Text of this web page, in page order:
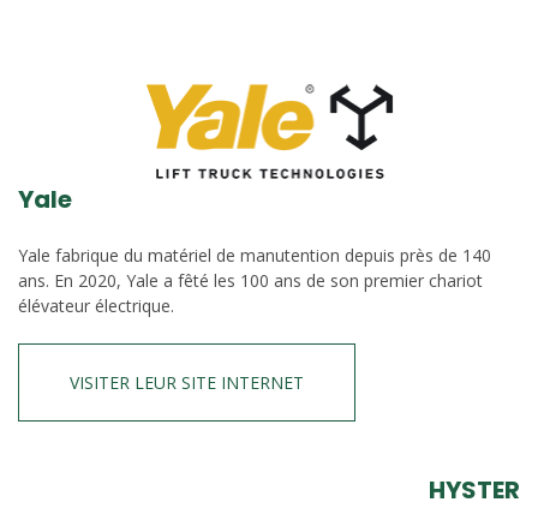
Yale
Yale fabrique du matériel de manutention depuis près de 140
ans. En 2020, Yale a fêté les 100 ans de son premier chariot
élévateur électrique.
VISITER LEUR SITE INTERNET
HYSTER